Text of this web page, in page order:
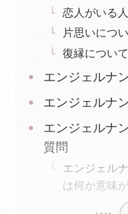
恋人がいる
片思いにつ
復縁について
エンジェルナ
エンジェルナ
エンジェルナ
質問
エンジェル
は何か意味